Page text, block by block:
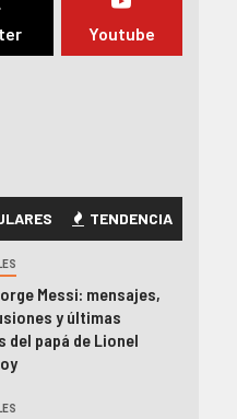
Youtube
TENDENCIA
Messi: mensajes,
y últimas
del papá de Lionel